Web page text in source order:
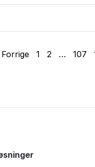
1 2 … 107